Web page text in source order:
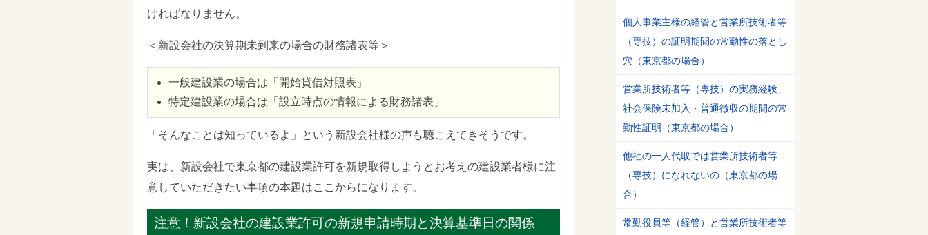
ければなりません。
＜新設会社の決算期未到来の場合の財務諸表等＞
一般建設業の場合は「開始貸借対照表」
特定建設業の場合は「設立時点の情報による財務諸表」
「そんなことは知っているよ」という新設会社様の声も聴こえてきそうです。
実は、新設会社で東京都の建設業許可を新規取得しようとお考えの建設業者様に注
意していただきたい事項の本題はここからになります。
注意！新設会社の建設業許可の新規申請時期と決算基準日の関係
個人事業主様の経管と営業所技術者等
（専技）の証明期間の常勤性の落とし
穴（東京都の場合）
営業所技術者等（専技）の実務経験、
社会保険未加入・普通徴収の期間の常
勤性証明（東京都の場合）
他社の一人代取では営業所技術者等
（専技）になれないの（東京都の場
合）
常勤役員等（経管）と営業所技術者等